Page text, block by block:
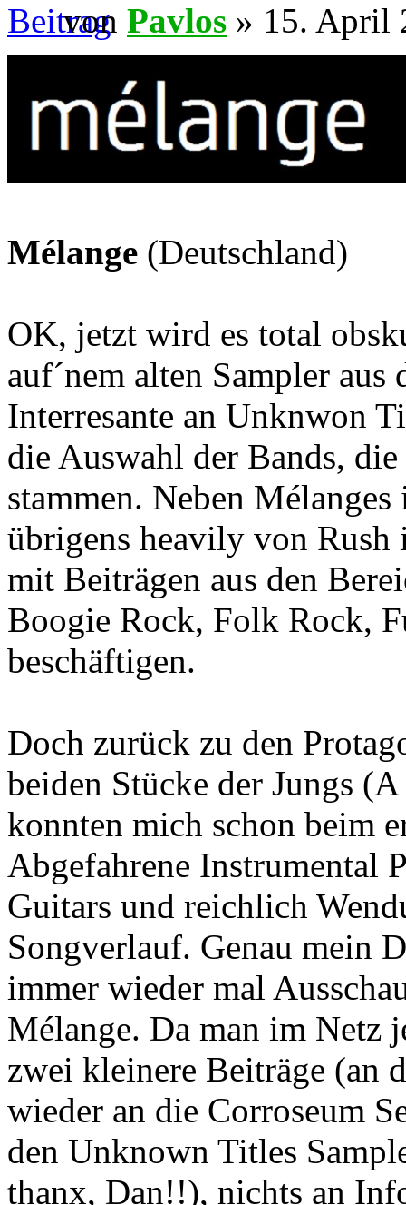
von Pavlos » 15. April
Mélange (Deutschland)
OK, jetzt wird es total
auf´nem alten Sampler
Interresante an Unknwon
die Auswahl der Bands,
stammen. Neben
übrigens heavily von
mit Beiträgen aus den
Boogie Rock, Folk Rock,
beschäftigen.
Doch zurück zu den
beiden Stücke der Jungs
konnten mich schon beim
Abgefahrene Instrumental
Guitars und reichlich
Songverlauf. Genau mein
immer wieder mal
Mélange. Da man im Netz
zwei kleinere Beiträge (an
wieder an die Corroseum
den Unknown Titles
thanx, Dan!!), nichts an